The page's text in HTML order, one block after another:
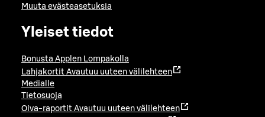
Muuta evästeasetuksia
Yleiset tiedot
Bonusta Applen Lompakolla
Lahjakortit Avautuu uuteen välilehteen
Medialle
Tietosuoja
Oiva-raportit Avautuu uuteen välilehteen